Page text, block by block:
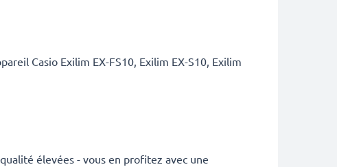
Casio Exilim EX-FS10, Exilim EX-S10, Exilim
élevées - vous en profitez avec une